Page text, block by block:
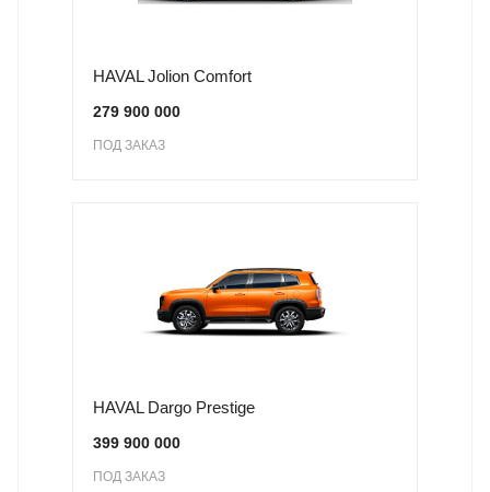
HAVAL Jolion Comfort
279 900 000
ПОД ЗАКАЗ
HAVAL Dargo Prestige
399 900 000
ПОД ЗАКАЗ